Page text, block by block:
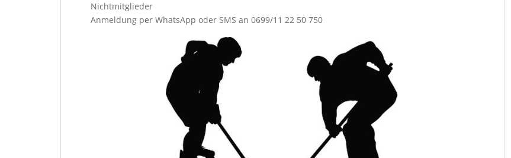
Nichtmitglieder
Anmeldung per WhatsApp oder SMS an 0699/11 22 50 750